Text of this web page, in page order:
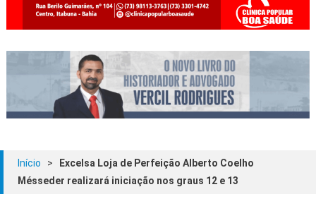
Início >
Excelsa Loja de Perfeição Alberto Coelho
Mésseder realizará iniciação nos graus 12 e 13